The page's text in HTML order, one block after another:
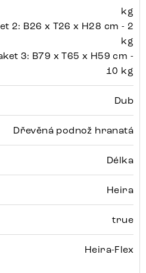
kg
2: B26 x T26 x H28 cm - 2
kg
3: B79 x T65 x H59 cm -
10 kg
Dub
Dřevěná podnož hranatá
Délka
Heira
true
Heira-Flex